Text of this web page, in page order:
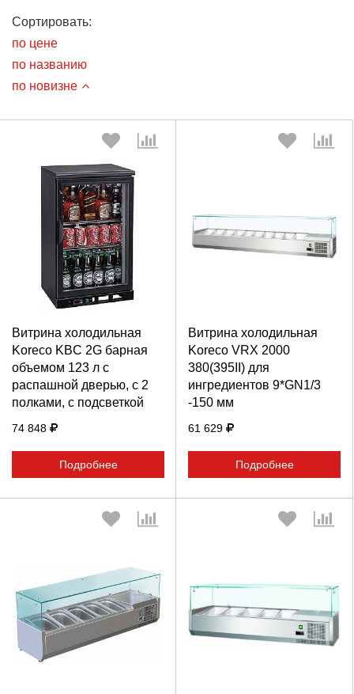
Сортировать:
по цене
по названию
по новизне
Витрина холодильная
Koreco KBC 2G барная
объемом 123 л с
распашной дверью, с 2
полками, с подсветкой
74 848
Подробнее
Выберите количество:
Продолжить Отмена
Витрина холодильная
Koreco VRX 2000
380(395II) для
ингредиентов 9*GN1/3
-150 мм
61 629
Подробнее
Продолжить Отмена
Выберите количество: Выберите количество: